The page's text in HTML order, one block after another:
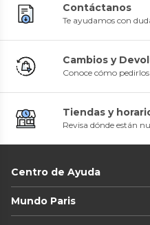
Contáctanos
Te ayudamos con
Cambios y
Conoce cómo pedirlos
Tiendas y
Revisa dónde están
Centro de Ayuda
Mundo Paris